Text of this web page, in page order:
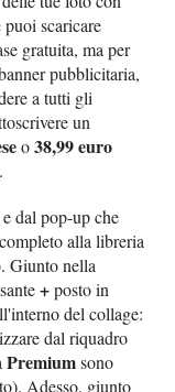
puoi scaricare
gratuita, ma per
pubblicitaria,
a tutti gli
un
o38,99 euro
.
dal pop-up che
alla libreria
Giunto nella
+posto in
del collage:
dal riquadro
Premiumsono
Adesso, giunto